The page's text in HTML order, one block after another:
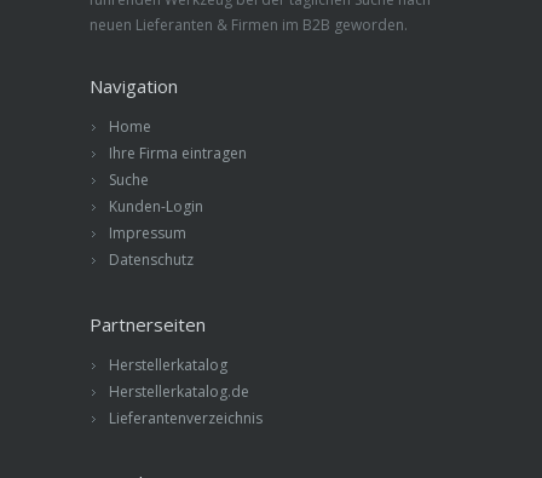
neuen Lieferanten & Firmen im B2B geworden.
Navigation
Home
Ihre Firma eintragen
Suche
Kunden-Login
Impressum
Datenschutz
Partnerseiten
Herstellerkatalog
Herstellerkatalog.de
Lieferantenverzeichnis